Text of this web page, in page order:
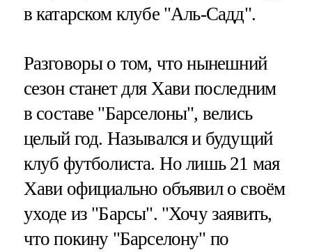
в катарском клубе "Аль-Садд".
Разговоры о том, что нынешний
сезон станет для Хави последним
в составе "Барселоны", велись
целый год. Назывался и будущий
клуб футболиста. Но лишь 21 мая
Хави официально объявил о своём
уходе из "Барсы". "Хочу заявить,
что покину "Барселону" по